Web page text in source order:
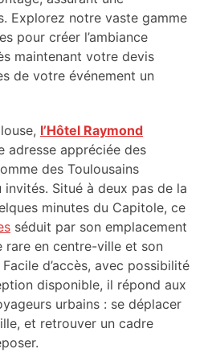
Explorez notre vaste gamme
pour créer l’ambiance
maintenant votre devis
de votre événement un
l’Hôtel Raymond
adresse appréciée des
des Toulousains
Situé à deux pas de la
minutes du Capitole, ce
séduit par son emplacement
rare en centre-ville et son
d’accès, avec possibilité
disponible, il répond aux
urbains : se déplacer
et retrouver un cadre